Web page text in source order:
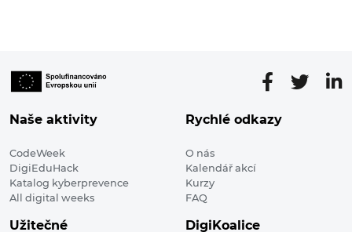
Naše aktivity
CodeWeek
DigiEduHack
Katalog kyberprevence
All digital weeks
Rychlé odkazy
O nás
Kalendář akcí
Kurzy
FAQ
Užitečné DigiKoalice